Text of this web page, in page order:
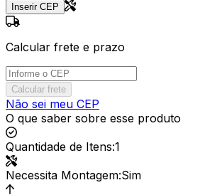
Inserir CEP
Calcular frete e prazo
Calcular frete
Não sei meu CEP
O que saber sobre esse produto
Quantidade de Itens:1
Necessita Montagem:Sim